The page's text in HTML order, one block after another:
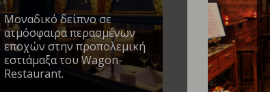
Mοναδικό δείπνο σε
ατμόσφαιρα περασμένων
εποχών στην προπολεμική
εστιάμαξα του Wagon-
Restaurant.